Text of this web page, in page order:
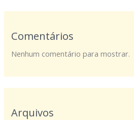
Comentários
Nenhum comentário para mostrar.
Arquivos